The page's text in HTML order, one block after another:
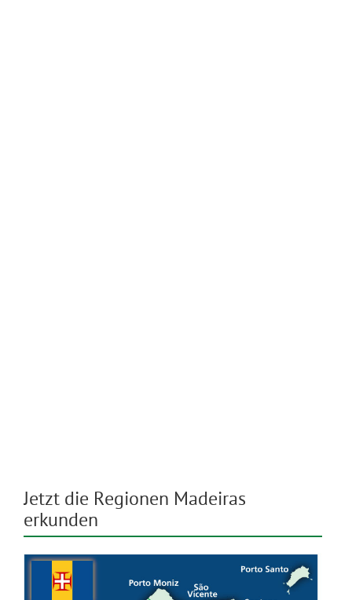
Jetzt die Regionen Madeiras
erkunden